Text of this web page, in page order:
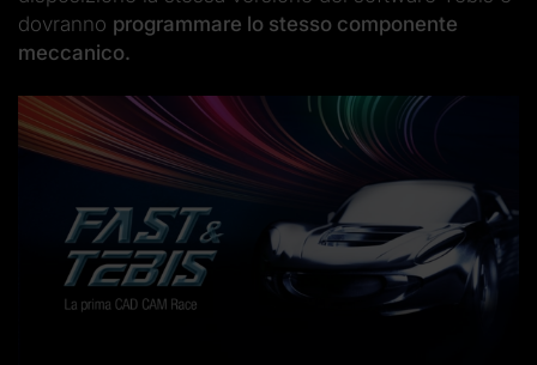
dovranno programmare lo stesso componente
meccanico.